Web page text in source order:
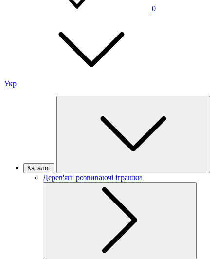
0
Укр
Каталог
Дерев'яні розвиваючі іграшки